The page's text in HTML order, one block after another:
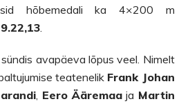
hõbemedali ka 4×200 m
9.22,13.
avapäeva lõpus veel. Nimelt
teatenelik Frank Johan
, Eero Ääremaaja Martin